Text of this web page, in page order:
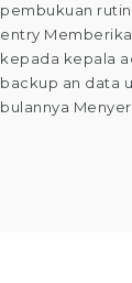
pembukuan
entry
kepada kepala
backup an data
bulannya